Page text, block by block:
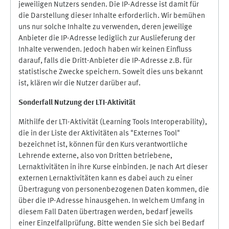
jeweiligen Nutzers senden. Die IP-Adresse ist damit für
die Darstellung dieser Inhalte erforderlich. Wir bemühen
uns nur solche Inhalte zu verwenden, deren jeweilige
Anbieter die IP-Adresse lediglich zur Auslieferung der
Inhalte verwenden. Jedoch haben wir keinen Einfluss
darauf, falls die Dritt-Anbieter die IP-Adresse z.B. für
statistische Zwecke speichern. Soweit dies uns bekannt
ist, klären wir die Nutzer darüber auf.
Sonderfall Nutzung der LTI-Aktivität
Mithilfe der LTI-Aktivität (Learning Tools Interoperability),
die in der Liste der Aktivitäten als "Externes Tool"
bezeichnet ist, können für den Kurs verantwortliche
Lehrende externe, also von Dritten betriebene,
Lernaktivitäten in ihre Kurse einbinden. Je nach Art dieser
externen Lernaktivitäten kann es dabei auch zu einer
Übertragung von personenbezogenen Daten kommen, die
über die IP-Adresse hinausgehen. In welchem Umfang in
diesem Fall Daten übertragen werden, bedarf jeweils
einer Einzelfallprüfung. Bitte wenden Sie sich bei Bedarf